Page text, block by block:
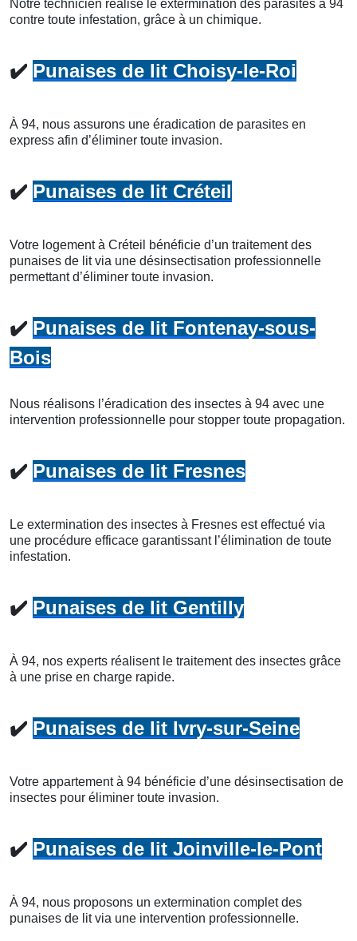
Notre technicien réalise le extermination des parasites à 94
contre toute infestation, grâce à un chimique.
✔️ Punaises de lit Choisy-le-Roi
À 94, nous assurons une éradication de parasites en
express afin d’éliminer toute invasion.
✔️ Punaises de lit Créteil
Votre logement à Créteil bénéficie d’un traitement des
punaises de lit via une désinsectisation professionnelle
permettant d’éliminer toute invasion.
✔️ Punaises de lit Fontenay-sous-
Bois
Nous réalisons l’éradication des insectes à 94 avec une
intervention professionnelle pour stopper toute propagation.
✔️ Punaises de lit Fresnes
Le extermination des insectes à Fresnes est effectué via
une procédure efficace garantissant l’élimination de toute
infestation.
✔️ Punaises de lit Gentilly
À 94, nos experts réalisent le traitement des insectes grâce
à une prise en charge rapide.
✔️ Punaises de lit Ivry-sur-Seine
Votre appartement à 94 bénéficie d’une désinsectisation de
insectes pour éliminer toute invasion.
✔️ Punaises de lit Joinville-le-Pont
À 94, nous proposons un extermination complet des
punaises de lit via une intervention professionnelle.